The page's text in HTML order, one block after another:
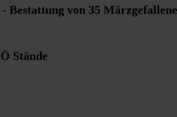
von 35
Stände